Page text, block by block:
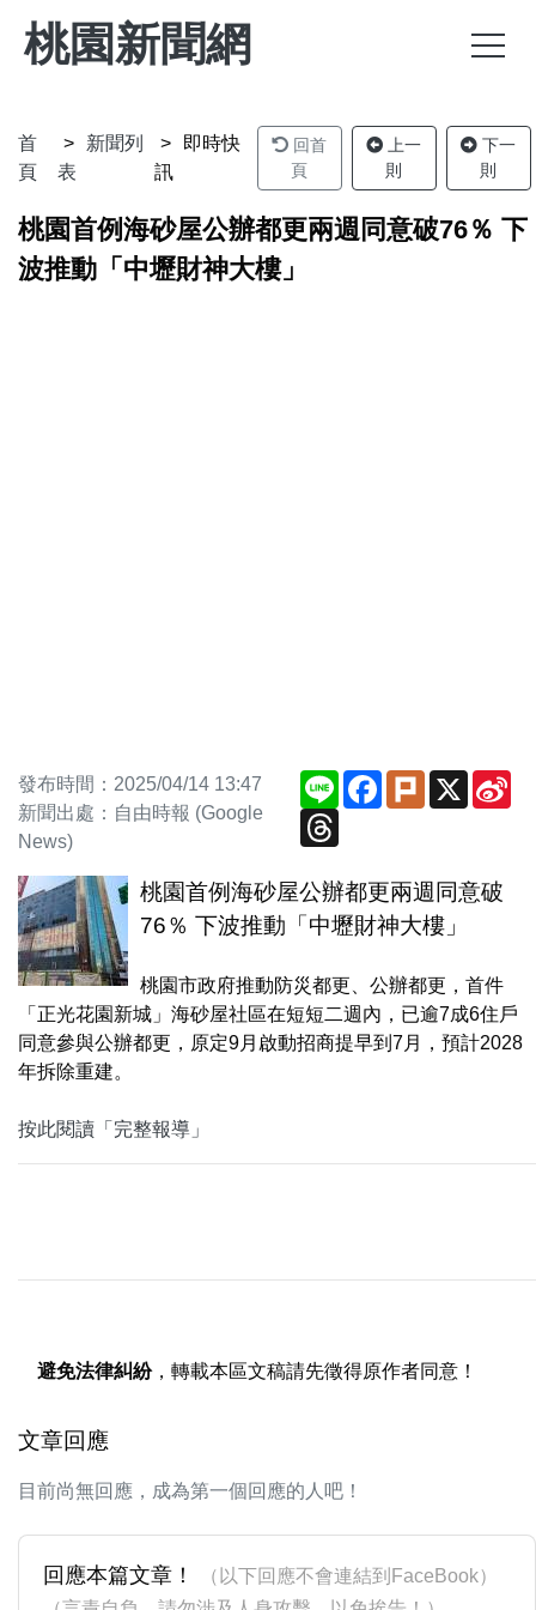
桃園新聞網
首
頁
新聞列
表
即時快
訊
回首
頁
上一
則
下一
則
桃園首例海砂屋公辦都更兩週同意破76％ 下
波推動「中壢財神大樓」
發布時間：2025/04/14 13:47
新聞出處：自由時報 (Google
News)
Line Facebook
Plurk X
桃園首例海砂屋公辦都更兩週同意破
76％ 下波推動「中壢財神大樓」
桃園市政府推動防災都更、公辦都更，首件
「正光花園新城」海砂屋社區在短短二週內，已逾7成6住戶
同意參與公辦都更，原定9月啟動招商提早到7月，預計2028
年拆除重建。
按此閱讀「完整報導」
避免法律糾紛，轉載本區文稿請先徵得原作者同意！
文章回應
目前尚無回應，成為第一個回應的人吧！
回應本篇文章！
（以下回應不會連結到FaceBook）